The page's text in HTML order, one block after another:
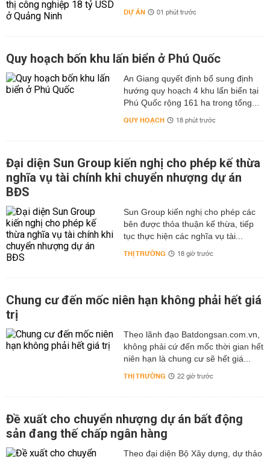
DỰ ÁN 01 phút trước
Quy hoạch bốn khu lấn biển ở Phú Quốc
An Giang quyết định bổ sung định
hướng quy hoạch 4 khu lấn biển tại
Phú Quốc rộng 161 ha trong tổng...
QUY HOẠCH 18 phút trước
Đại diện Sun Group kiến nghị cho phép kế thừa
nghĩa vụ tài chính khi chuyển nhượng dự án
BĐS
Sun Group kiến nghị cho phép các
bên được thỏa thuận kế thừa, tiếp
tục thực hiện các nghĩa vụ tài...
THỊ TRƯỜNG 18 giờ trước
Chung cư đến mốc niên hạn không phải hết giá
trị
Theo lãnh đạo Batdongsan.com.vn,
không phải cứ đến mốc thời gian hết
niên hạn là chung cư sẽ hết giá...
THỊ TRƯỜNG 22 giờ trước
Đề xuất cho chuyển nhượng dự án bất động
sản đang thế chấp ngân hàng
Theo đại diện Bộ Xây dựng, dự thảo